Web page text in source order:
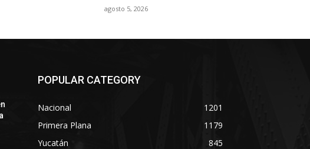
agosto 5, 2026
POPULAR CATEGORY
Nacional
1201
Primera Plana
1179
Yucatán
845